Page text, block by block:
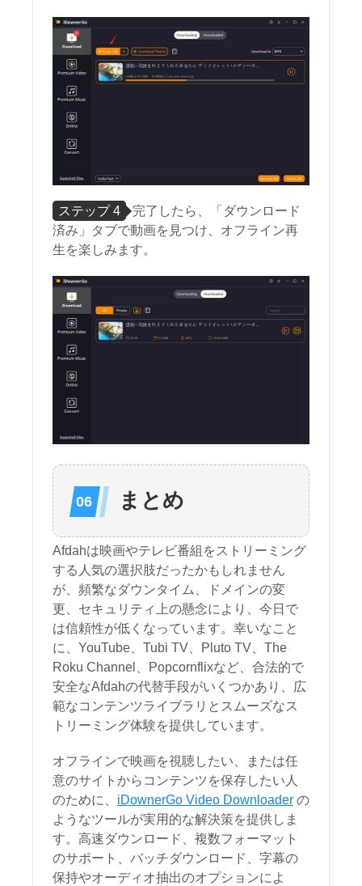
ステップ 4
完了したら、「ダウンロード
済み」タブで動画を見つけ、オフライン再
生を楽しみます。
まとめ
Afdahは映画やテレビ番組をストリーミング
する人気の選択肢だったかもしれません
が、頻繁なダウンタイム、ドメインの変
更、セキュリティ上の懸念により、今日で
は信頼性が低くなっています。幸いなこと
に、YouTube、Tubi TV、Pluto TV、The
Roku Channel、Popcornflixなど、合法的で
安全なAfdahの代替手段がいくつかあり、広
範なコンテンツライブラリとスムーズなス
トリーミング体験を提供しています。
オフラインで映画を視聴したい、または任
意のサイトからコンテンツを保存したい人
のために、 iDownerGo Video Downloader の
ようなツールが実用的な解決策を提供しま
す。高速ダウンロード、複数フォーマット
のサポート、バッチダウンロード、字幕の
保持やオーディオ抽出のオプションによ